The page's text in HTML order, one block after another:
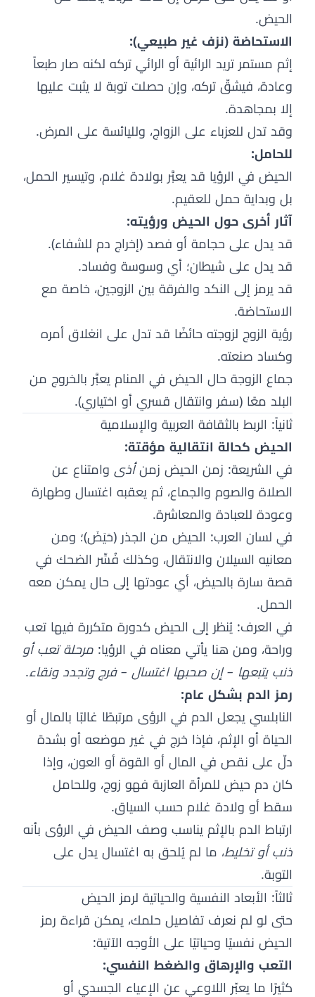
الحيض.
الاستحاضة (نزف غير طبيعي):
إثم مستمر تريد الرائية أو الرائي تركه لكنه صار طبعاً
وعادة، فيشقّ تركه، وإن حصلت توبة لا يثبت عليها
إلا بمجاهدة.
وقد تدل للعزباء على الزواج، ولليائسة على المرض.
للحامل:
الحيض في الرؤيا قد يعبَّر بولادة غلام، وتيسير الحمل،
بل وبداية حمل للعقيم.
آثار أخرى حول الحيض ورؤيته:
قد يدل على حجامة أو فصد (إخراج دم للشفاء).
قد يدل على شيطان؛ أي وسوسة وفساد.
قد يرمز إلى النكد والفرقة بين الزوجين، خاصة مع
الاستحاضة.
رؤية الزوج لزوجته حائضًا قد تدل على انغلاق أمره
وكساد صنعته.
جماع الزوجة حال الحيض في المنام يعبَّر بالخروج من
البلد معًا (سفر وانتقال قسري أو اختياري).
ثانياً: الربط بالثقافة العربية والإسلامية
الحيض كحالة انتقالية مؤقتة:
في الشريعة: زمن الحيض زمنأذى وامتناع عن
الصلاة والصوم والجماع، ثم يعقبه اغتسال وطهارة
وعودة للعبادة والمعاشرة.
في لسان العرب: الحيض من الجذر (حَيَضَ)؛ ومن
معانيه السيلان والانتقال، وكذلك فُسِّر الضحك في
قصة سارة بالحيض، أي عودتها إلى حال يمكن معه
الحمل.
في العرف: يُنظر إلى الحيض كدورة متكررة فيها تعب
وراحة، ومن هنا يأتي معناه في الرؤيا: مرحلة تعب أو
ذنب يتبعها – إن صحبها اغتسال – فرج وتجدد ونقاء.
رمز الدم بشكل عام:
النابلسي يجعل الدم في الرؤى مرتبطًا غالبًا بالمال أو
الحياة أو الإثم، فإذا خرج في غير موضعه أو بشدة
دلّ على نقص في المال أو القوة أو العون، وإذا
كان دم حيض للمرأة العازبة فهو زوج، وللحامل
سقط أو ولادة غلام حسب السياق.
ارتباط الدم بالإثم يناسب وصف الحيض في الرؤى بأنه
ذنب أو تخليط، ما لم يُلحق به اغتسال يدل على
التوبة.
ثالثاً: الأبعاد النفسية والحياتية لرمز الحيض
حتى لو لم نعرف تفاصيل حلمك، يمكن قراءة رمز
الحيض نفسيًا وحياتيًا على الأوجه الآتية:
التعب والإرهاق والضغط النفسي:
كثيرًا ما يعبّر اللاوعي عن الإعياء الجسدي أو